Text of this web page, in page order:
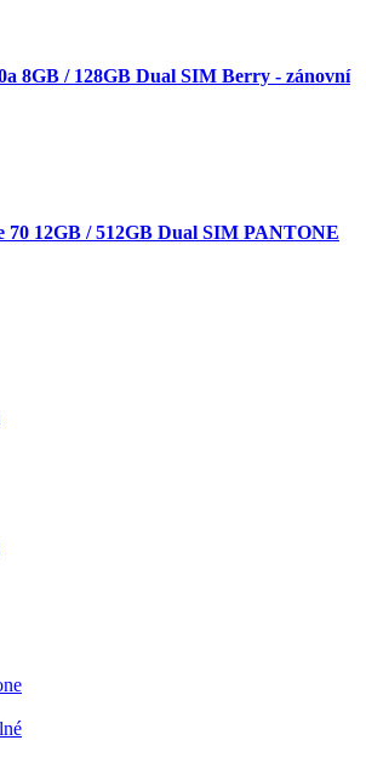
8GB / 128GB Dual SIM Berry - zánovní
70 12GB / 512GB Dual SIM PANTONE